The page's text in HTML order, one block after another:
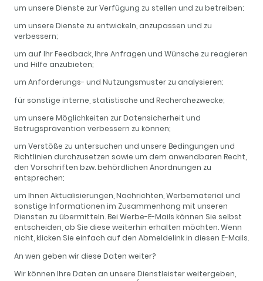
um unsere Dienste zur Verfügung zu stellen und zu betreiben;
um unsere Dienste zu entwickeln, anzupassen und zu
verbessern;
um auf Ihr Feedback, Ihre Anfragen und Wünsche zu reagieren
und Hilfe anzubieten;
um Anforderungs- und Nutzungsmuster zu analysieren;
für sonstige interne, statistische und Recherchezwecke;
um unsere Möglichkeiten zur Datensicherheit und
Betrugsprävention verbessern zu können;
um Verstöße zu untersuchen und unsere Bedingungen und
Richtlinien durchzusetzen sowie um dem anwendbaren Recht,
den Vorschriften bzw. behördlichen Anordnungen zu
entsprechen;
um Ihnen Aktualisierungen, Nachrichten, Werbematerial und
sonstige Informationen im Zusammenhang mit unseren
Diensten zu übermitteln. Bei Werbe-E-Mails können Sie selbst
entscheiden, ob Sie diese weiterhin erhalten möchten. Wenn
nicht, klicken Sie einfach auf den Abmeldelink in diesen E-Mails.
An wen geben wir diese Daten weiter?
Wir können Ihre Daten an unsere Dienstleister weitergeben,